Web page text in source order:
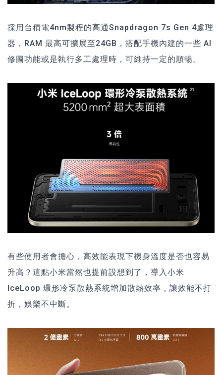
採用台積電4nm製程的高通Snapdragon 7s Gen 4處理
器，RAM 最高可擴展至24GB，搭配手機內建的一些 AI
修圖功能或是執行多工處理時，可維持一定的順暢。
有些使用者會擔心，高效能表現下機身溫度是否也容易
升高？這點小米當然也提前設想到了，導入小米
IceLoop 環形冷泵散熱系統增加散熱效率，讓效能不打
折，娛樂不中斷。